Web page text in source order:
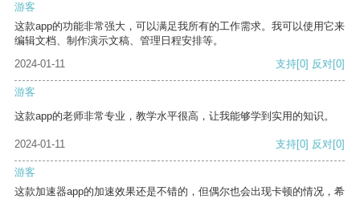
游客
这款app的功能非常强大，可以满足我所有的工作需求。我可以使用它来
编辑文档、制作演示文稿、管理日程安排等。
2024-01-11
支持[0] 反对[0]
游客
这款app的老师非常专业，教学水平很高，让我能够学到实用的知识。
2024-01-11 支持[0] 反对[0]
游客
这款加速器app的加速效果还是不错的，但偶尔也会出现卡顿的情况，希